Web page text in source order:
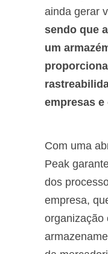
ainda gerar
sendo que
um
empresas
Com uma
Peak
dos
empresa,
organização